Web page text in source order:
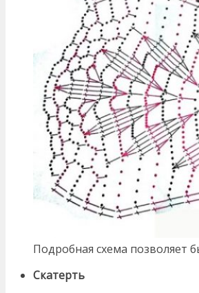
Подробная схема позволяет
Скатерть